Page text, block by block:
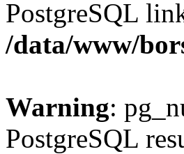
PostgreSQL
/data/www/
Warning:
PostgreSQL